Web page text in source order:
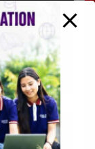
२३ जेष्ठ
लुम्बिनी प्रदेश